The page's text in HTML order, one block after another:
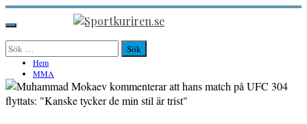
Hoppa
till
innehåll
Sportkuriren.se
Primär
meny
Sök
efter: Hem
MMA